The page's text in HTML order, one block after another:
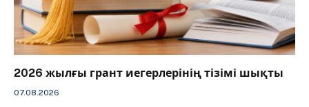
2026 жылғы грант иегерлерінің тізімі шықты
07.08.2026